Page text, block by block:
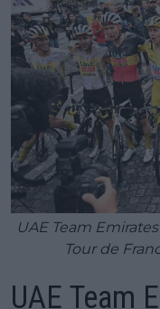
UAE Team
Tour de
UAE Team